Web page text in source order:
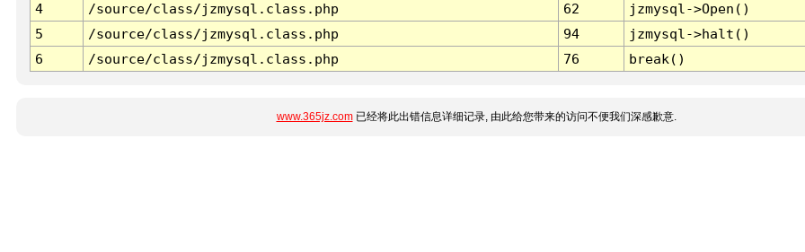
4
/source/class/jzmysql.class.php 62
jzmysql->Open()
5
/source/class/jzmysql.class.php 94
jzmysql->halt()
6
/source/class/jzmysql.class.php 76 break()
www.365jz.com已经将此出错信息详细记录, 由此给您带来的访问不便我们深感歉意.